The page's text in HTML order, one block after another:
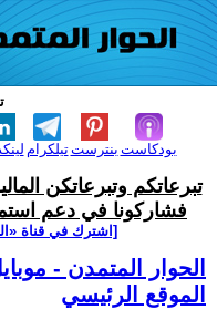
تيلكرامبنترست بودكاست
تبرعاتكم وتبرعاتكن
فشاركونا في دعم
[اشترك في قناة
الحوار المتمدن -
الموقع الرئيسي